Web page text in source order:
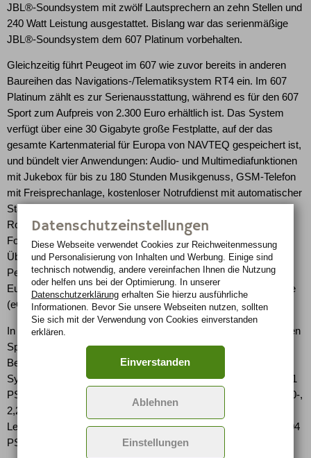
JBL®-Soundsystem mit zwölf Lautsprechern an zehn Stellen und
240 Watt Leistung ausgestattet. Bislang war das serienmäßige
JBL®-Soundsystem dem 607 Platinum vorbehalten.
Gleichzeitig führt Peugeot im 607 wie zuvor bereits in anderen
Baureihen das Navigations-/Telematiksystem RT4 ein. Im 607
Platinum zählt es zur Serienausstattung, während es für den 607
Sport zum Aufpreis von 2.300 Euro erhältlich ist. Das System
verfügt über eine 30 Gigabyte große Festplatte, auf der das
gesamte Kartenmaterial für Europa von NAVTEQ gespeichert ist,
und bündelt vier Anwendungen: Audio- und Multimediafunktionen
mit Jukebox für bis zu 180 Stunden Musikgenuss, GSM-Telefon
mit Freisprechanlage, kostenloser Notrufdienst mit automatischer
Standortbestimmung, Pannenhilfe sowie eine dynamische
Routenführung mit Stauumleitung. Ein 7-Zoll-Farbbildschirm im
Format 16/9 mit 3D-Darstellung garantiert optimale
Übersichtlichkeit. Mit dem kostenlosen Notrufdienst erfüllt
Peugeot schon heute die für 2010 geplanten Vorgaben der
Europäischen Union, die elektronisch gesteuerte Notrufsysteme
(eCall) in Neuwagen vorsehen.
In Deutschland bietet Peugeot den 607 in den Ausstattungsstufen
Sport (ab 34.150 Euro) und Platinum (ab 38.400 Euro) an. Eine
Benzin- und drei HDi-Motorisierungen mit serienmäßigem FAP-
System stehen zur Wahl: Ein 3,0-Liter-V6-Benziner (155 kW/211
PS) mit 6-Stufen-Automatik sowie drei HDi FAP-Motoren mit 2,0-,
2,2- und 2,7-Liter (V6/6-Stufen-Automatik) Hubraum im
Leistungsspektrum zwischen 100 kW (136 PS) und 150 kW (204
PS).
Datenschutzeinstellungen
Diese Webseite verwendet Cookies zur Reichweiten­messung
und Personalisierung von Inhalten und Werbung. Einige sind
technisch notwendig, andere vereinfachen Ihnen die Nutzung
oder helfen uns bei der Optimierung. In unserer
Datenschutzerklärungerhalten Sie hierzu ausführliche
Informationen. Bevor Sie unsere Webseiten nutzen, sollten
Sie sich mit der Verwendung von Cookies einverstanden
erklären.
Einverstanden
Ablehnen
Einstellungen